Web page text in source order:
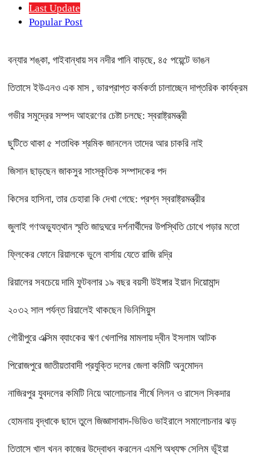
Last Update
Popular Post
বন্যার শঙ্কা, গাইবান্ধায় সব নদীর পানি বাড়ছে, ৪৫ পয়েন্টে ভাঙন
তিতাসে ইউএনও এক মাস , ভারপ্রাপ্ত কর্মকর্তা চালাচ্ছেন দাপ্তরিক কার্যক্রম
গভীর সমুদ্রের সম্পদ আহরণের চেষ্টা চলছে: স্বরাষ্ট্রমন্ত্রী
ছুটিতে থাকা ৫ শতাধিক শ্রমিক জানলেন তাদের আর চাকরি নাই
জিসান ছাড়ছেন জাকসুর সাংস্কৃতিক সম্পাদকের পদ
কিসের হাসিনা, তার চেহারা কি দেখা গেছে: প্রশ্ন স্বরাষ্ট্রমন্ত্রীর
জুলাই গণঅভ্যুত্থান স্মৃতি জাদুঘরে দর্শনার্থীদের উপস্থিতি চোখে পড়ার মতো
ফ্লিকের ফোনে রিয়ালকে ভুলে বার্সায় যেতে রাজি রদ্রি
রিয়ালের সবচেয়ে দামি ফুটবলার ১৯ বছর বয়সী উইঙ্গার ইয়ান দিয়োমান্দ
২০৩২ সাল পর্যন্ত রিয়ালেই থাকছেন ভিনিসিয়ুস
গৌরীপুরে এক্সিম ব্যাংকের ঋণ খেলাপির মামলায় দ্বীন ইসলাম আটক
পিরোজপুরে জাতীয়তাবাদী প্রযুক্তি দলের জেলা কমিটি অনুমোদন
নাজিরপুর যুবদলের কমিটি নিয়ে আলোচনার শীর্ষে লিলন ও রাসেল সিকদার
হোমনায় বৃদ্ধাকে ছাদে তুলে জিজ্ঞাসাবাদ-ভিডিও ভাইরালে সমালোচনার ঝড়
তিতাসে খাল খনন কাজের উদ্বোধন করলেন এমপি অধ্যক্ষ সেলিম ভূঁইয়া